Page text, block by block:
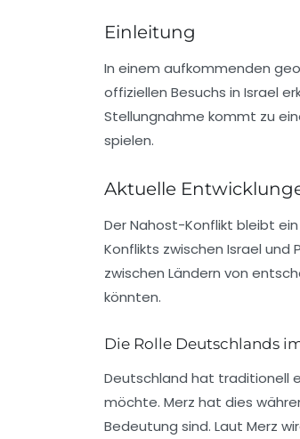
Einleitung
In einem aufkommenden
offiziellen Besuchs in Israel
Stellungnahme kommt zu
spielen.
Aktuelle
DerNahost-Konflikt bleibt
Konflikts zwischen Israel
zwischen Ländern von
könnten.
Die Rolle Deutschlands
Deutschland hat traditionell
möchte. Merz hat dies
Bedeutung sind. Laut Merz